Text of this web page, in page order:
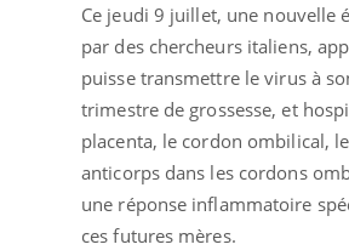
Ce jeudi 9 juillet, une nouvelle
par des chercheurs italiens,
puisse transmettre le virus à
trimestre de grossesse, et
placenta, le cordon ombilical,
anticorps dans les cordons
une réponse inflammatoire
ces futures mères.
Diabète & Ramadan 2026Youtube
Le Ramadan approche, et, pour de
nombreuses personnes atteintes de
diabète, c'est une période de questions, de